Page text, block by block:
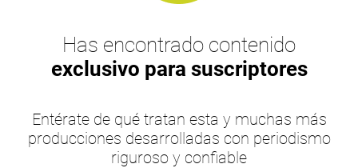
Has encontrado contenido
exclusivo para suscriptores
Entérate de qué tratan esta y muchas más
producciones desarrolladas con periodismo
riguroso y confiable